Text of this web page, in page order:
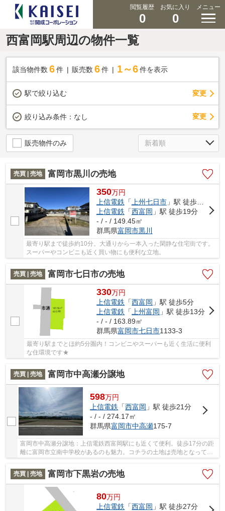
閲覧履歴
0
お気に入り
0
メニュー
西富岡駅周辺の物件一覧
該当物件数 6件 販売数 6 件 1～6 件を表示
駅で絞り込む 変更
絞り込み条件： なし 変更
販売物件のみ
売買 | 売地 富岡市黒川の売地
350万円
上信電鉄 「上州七日市」駅 徒歩12分
上信電鉄 「西富岡 」駅 徒歩19分
- / - / 149.45㎡
群馬県富岡市黒川
最寄り駅まで徒歩約10分。大通りから一本入った閑静な住宅街です。
スーパーやコンビニも近く買い物にも便利な立地。
売買 | 売地 富岡市七日市の売地
330万円
上信電鉄 「西富岡 」駅 徒歩5分
上信電鉄 「 上州富岡 」駅 徒歩13分
- / - / 163.89㎡
群馬県富岡市七日市1133-3
最寄り駅までとほ約5分圏内！コンビニやスーパーも近く生活に便利
な住環境です★
売買 | 売地 富岡市中高瀬分譲地
598万円
上信電鉄 「西富岡 」駅 徒歩21分
- / - / 274.17㎡
群馬県富岡市中高瀬175-7
富岡市中高瀬分譲地：上信電鉄西富岡駅にも近くて便利。徒歩17分の距
離に富岡市立南中学校があるのも魅力。コチラの土地は売地となってお
売買 | 売地
富岡市下黒岩の売地
80万円
上信電鉄 「西富岡 」駅 徒歩27分